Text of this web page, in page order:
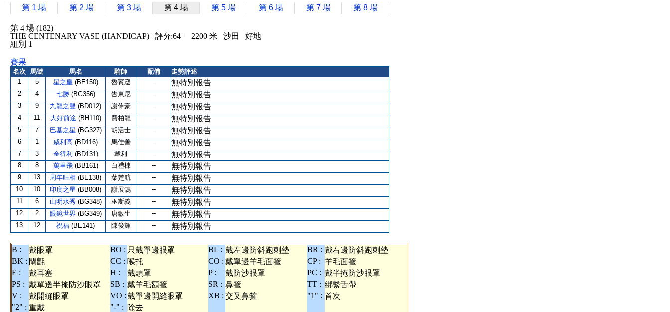
第 1 場 第 2 場 第 3 場 第 4 場 第 5 場 第 6 場 第 7 場 第 8 場
第 4 場 (182)
THE CENTENARY VASE (HANDICAP) 評分:64+ 2200 米 沙田 好地
組別 1
賽果
名次 馬號 馬名 騎師 配備
走勢評述
1
5 星之皇 (BE150) 魯賓遜 -- 無特別報告
2 4 七勝 (BG356) 告東尼 -- 無特別報告
3 9 九龍之聲 (BD012) 謝偉豪 -- 無特別報告
4 11 大好前途 (BH110) 費柏龍 -- 無特別報告
5 7 巴基之星 (BG327) 胡活士 -- 無特別報告
6 1 威利高 (BD116) 馬佳善 -- 無特別報告
7 3 金得利 (BD131) 戴利 -- 無特別報告
8 8 萬里飛 (BB161) 白禮棟 -- 無特別報告
9 13 周年旺相 (BE138) 葉楚航 -- 無特別報告
10 10 印度之星 (BB008) 謝展鵠 -- 無特別報告
11 6 山明水秀 (BG348) 巫斯義 -- 無特別報告
12 2 眼鏡世界 (BG349) 唐敏生 -- 無特別報告
13 12 祝福 (BE141) 陳俊輝 -- 無特別報告
B : 戴眼罩 BO : 只戴單邊眼罩 BL : 戴左邊防斜跑刺墊 BR : 戴右邊防斜跑刺墊
BK : 閘氈 CC : 喉托 CO : 戴單邊羊毛面箍 CP : 羊毛面箍
E :
戴耳塞 H : 戴頭罩 P : 戴防沙眼罩 PC : 戴半掩防沙眼罩
PS : 戴單邊半掩防沙眼罩 SB : 戴羊毛額箍 SR : 鼻箍 TT : 綁繫舌帶
V :
戴開縫眼罩 VO :戴單邊開縫眼罩 XB : 交叉鼻箍 "1" : 首次
"2" : 重戴 "-" : 除去